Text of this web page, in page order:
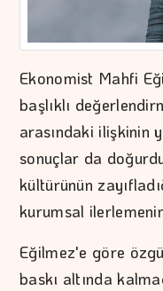
Ekonomist Mahfi
başlıklı
arasındaki ilişkinin
sonuçlar da
kültürünün
kurumsal
Eğilmez'e göre
baskı altında